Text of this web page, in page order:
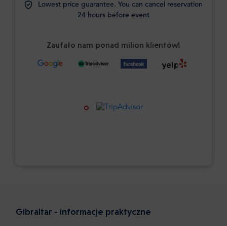
Lowest price guarantee. You can cancel reservation
24 hours before event
Zaufało nam ponad milion klientów!
Gibraltar - informacje praktyczne